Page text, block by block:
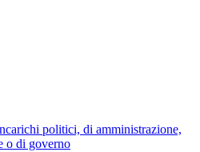
politici, di amministrazione,
o di governo